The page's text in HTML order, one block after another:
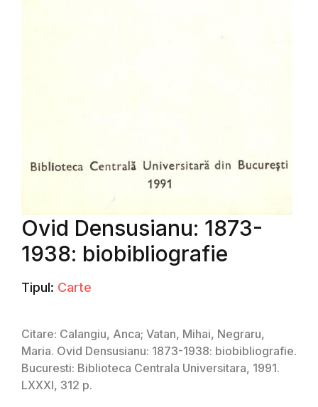
Ovid Densusianu: 1873-
1938: biobibliografie
Tipul: Carte
Citare: Calangiu, Anca; Vatan, Mihai, Negraru,
Maria. Ovid Densusianu: 1873-1938: biobibliografie.
Bucuresti: Biblioteca Centrala Universitara, 1991.
LXXXI, 312 p.